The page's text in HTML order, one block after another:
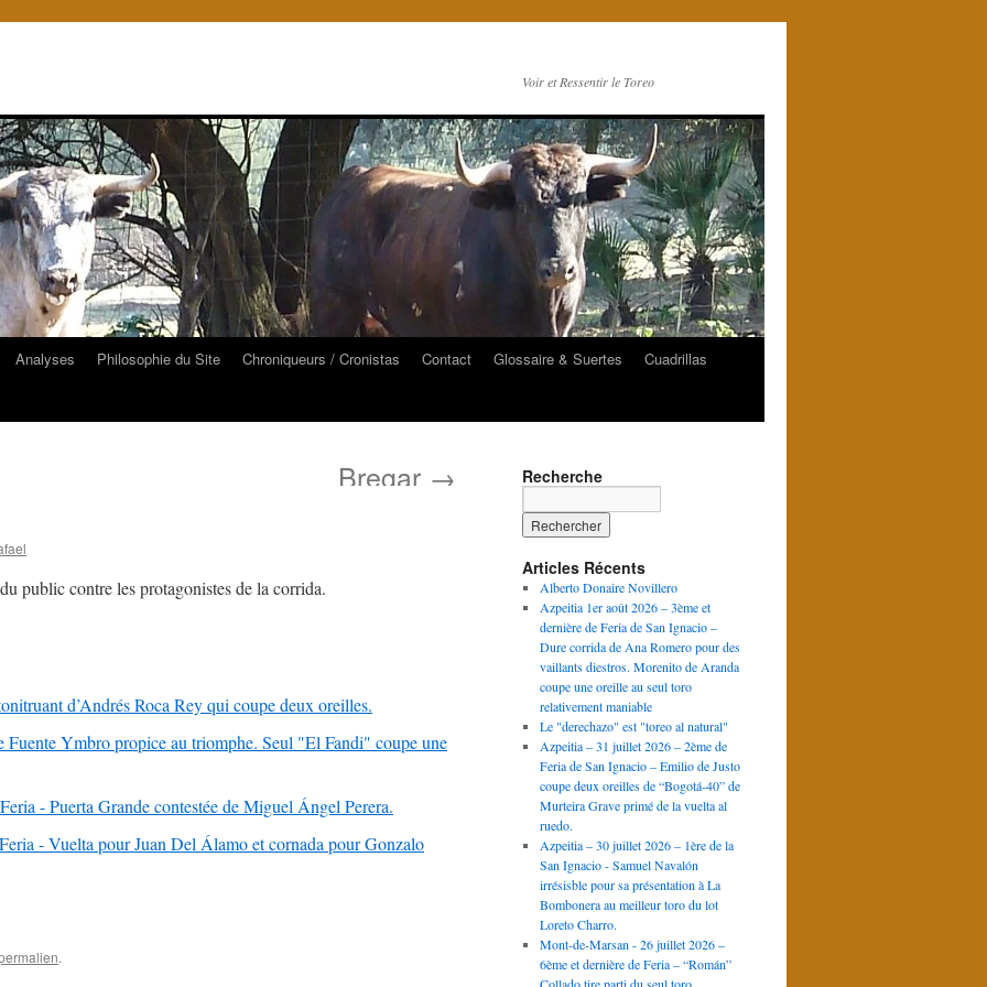
Voir et Ressentir le Toreo
Analyses Philosophie du Site Chroniqueurs / Cronistas Contact Glossaire & Suertes
Cuadrillas
Bregar →
public contre les protagonistes de la corrida.
d’Andrés Roca Rey qui coupe deux oreilles.
Ymbro propice au triomphe. Seul "El Fandi" coupe une
- Puerta Grande contestée de Miguel Ángel Perera.
- Vuelta pour Juan Del Álamo et cornada pour Gonzalo
.
Recherche
Articles Récents
Alberto Donaire Novillero
Azpeitia 1er août 2026 – 3ème et
dernière de Feria de San Ignacio –
Dure corrida de Ana Romero pour des
vaillants diestros. Morenito de Aranda
coupe une oreille au seul toro
relativement maniable
Le "derechazo" est "toreo al natural"
Azpeitia – 31 juillet 2026 – 2ème de
Feria de San Ignacio – Emilio de Justo
coupe deux oreilles de “Bogotá-40” de
Murteira Grave primé de la vuelta al
ruedo.
Azpeitia – 30 juillet 2026 – 1ère de la
San Ignacio - Samuel Navalón
irrésisble pour sa présentation à La
Bombonera au meilleur toro du lot
Loreto Charro.
Mont-de-Marsan - 26 juillet 2026 –
6ème et dernière de Feria – “Román”